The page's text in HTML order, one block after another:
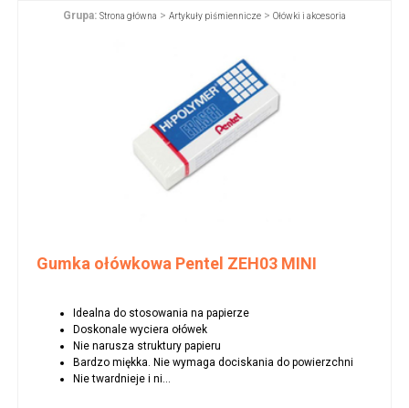
Grupa: Strona główna > Artykuły piśmiennicze > Ołówki i akcesoria
Gumka ołówkowa Pentel ZEH03 MINI
Idealna do stosowania na papierze
Doskonale wyciera ołówek
Nie narusza struktury papieru
Bardzo miękka. Nie wymaga dociskania do powierzchni
Nie twardnieje i ni...